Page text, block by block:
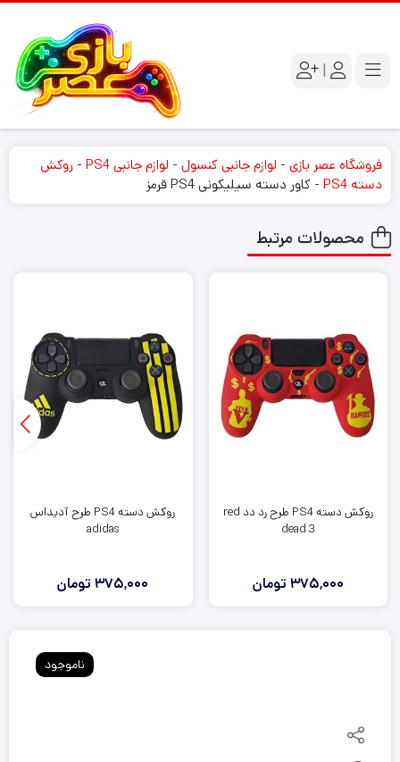
|
فروشگاه عصر بازی - لوازم جانبی کنسول - لوازم جانبی PS4 - روکش
دسته PS4
- کاور دسته سیلیکونی PS4 قرمز
محصولات مرتبط
روکش دسته PS4 طرح رد دد red
dead 3
375,000 تومان
روکش دسته PS4 طرح آدیداس
adidas
375,000 تومان
ناموجود